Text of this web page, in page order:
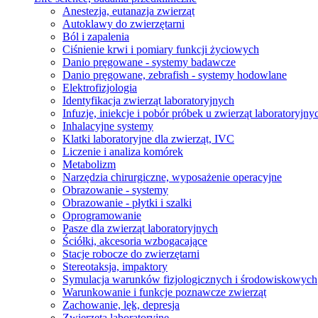
Anestezja, eutanazja zwierząt
Autoklawy do zwierzętarni
Ból i zapalenia
Ciśnienie krwi i pomiary funkcji życiowych
Danio pręgowane - systemy badawcze
Danio pręgowane, zebrafish - systemy hodowlane
Elektrofizjologia
Identyfikacja zwierząt laboratoryjnych
Infuzje, iniekcje i pobór próbek u zwierząt
Inhalacyjne systemy
Klatki laboratoryjne dla zwierząt, IVC
Liczenie i analiza komórek
Metabolizm
Narzędzia chirurgiczne, wyposażenie operacyjne
Obrazowanie - systemy
Obrazowanie - płytki i szalki
Oprogramowanie
Pasze dla zwierząt laboratoryjnych
Ściółki, akcesoria wzbogacające
Stacje robocze do zwierzętarni
Stereotaksja, impaktory
Symulacja warunków fizjologicznych i środowiskowych
Warunkowanie i funkcje poznawcze zwierząt
Zachowanie, lęk, depresja